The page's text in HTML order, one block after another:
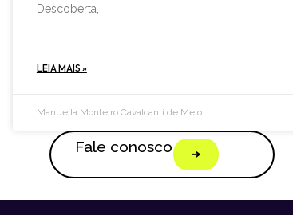
Descoberta,
LEIA MAIS »
Manuella Monteiro Cavalcanti de Melo
Fale conosco